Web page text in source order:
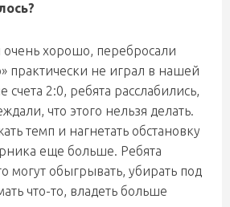
хорошо, перебросали
практически не играл в нашей
счета 2:0, ребята расслабились,
что этого нельзя делать.
темп и нагнетать обстановку
еще больше. Ребята
могут обыгрывать, убирать под
что-то, владеть больше